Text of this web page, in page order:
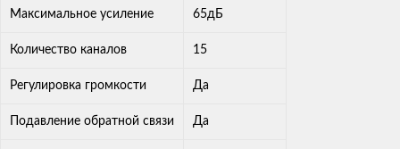
Максимальное усиление 65дБ
Количество каналов 15
Регулировка громкости Да
Подавление обратной связи Да